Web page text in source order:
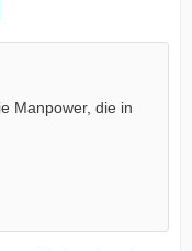
Manpower, die in